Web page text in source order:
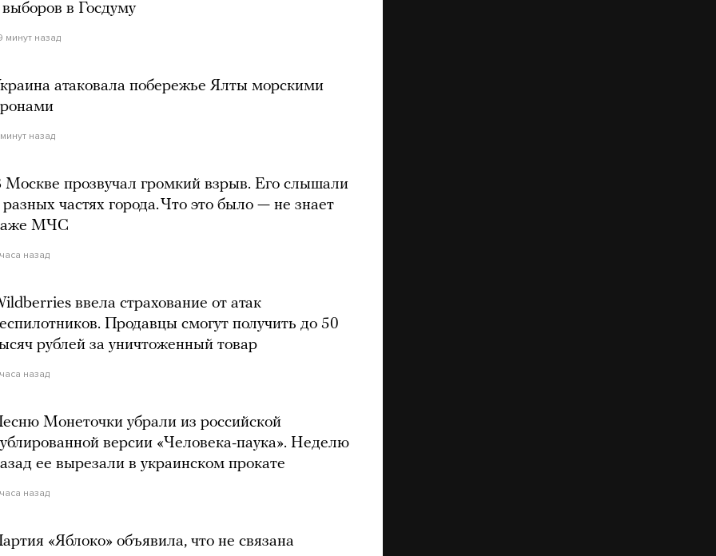
выборов в Госдуму
минут назад
атаковала побережье Ялты морскими
минут назад
Москве прозвучал громкий взрыв. Его слышали
разных частях города. Что это было — не знает
МЧС
назад
ввела страхование от атак
Продавцы смогут получить до 50
рублей за уничтоженный товар
назад
Монеточки убрали из российской
версии «Человека-паука». Неделю
ее вырезали в украинском прокате
назад
«Яблоко» объявила, что не связана